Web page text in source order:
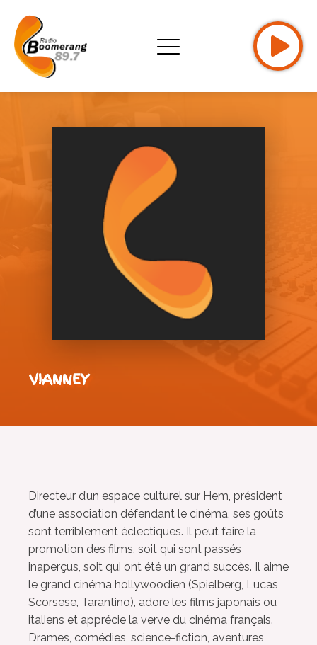
VIANNEY
Directeur d’un espace culturel sur Hem, président
d’une association défendant le cinéma, ses goûts
sont terriblement éclectiques. Il peut faire la
promotion des films, soit qui sont passés
inaperçus, soit qui ont été un grand succès. Il aime
le grand cinéma hollywoodien (Spielberg, Lucas,
Scorsese, Tarantino), adore les films japonais ou
italiens et apprécie la verve du cinéma français.
Drames, comédies, science-fiction, aventures,